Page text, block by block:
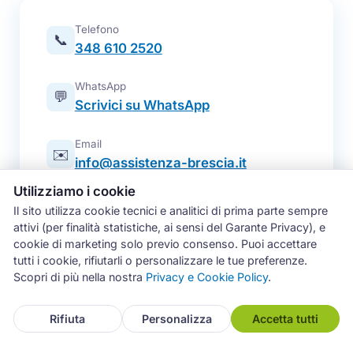
📞
Telefono
348 610 2520
💬
WhatsApp
Scrivici su WhatsApp
✉️
Email
info@assistenza-brescia.it
📋
Modulo online
Prenota un intervento
📍
Zona operativa
Brescia e intera provincia — tutti i
Utilizziamo i cookie
Il sito utilizza cookie tecnici e analitici di prima parte sempre
attivi (per finalità statistiche, ai sensi del Garante Privacy), e
cookie di marketing solo previo consenso. Puoi accettare
tutti i cookie, rifiutarli o personalizzare le tue preferenze.
Scopri di più nella nostra Privacy e Cookie Policy.
Rifiuta Personalizza Accetta tutti